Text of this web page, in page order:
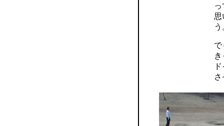
っ
思
で